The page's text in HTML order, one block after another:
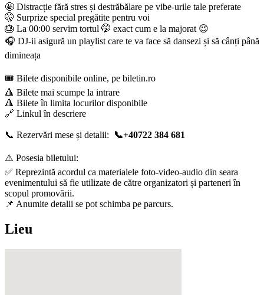
🤩 Distracție fără stres și destrăbălare pe vibe-urile tale preferate
🤫 Surprize special pregătite pentru voi
🎂 La 00:00 servim tortul 🤭 exact cum e la majorat 😉
🎧 DJ-ii asigură un playlist care te va face să dansezi și să cânți până
dimineața
🎟️ Bilete disponibile online, pe biletin.ro
🔺 Bilete mai scumpe la intrare
🔺 Bilete în limita locurilor disponibile
🔗 Linkul în descriere
📞 Rezervări mese și detalii: 📞+40722 384 681
⚠️ Posesia biletului:
✅ Reprezintă acordul ca materialele foto-video-audio din seara
evenimentului să fie utilizate de către organizatori și parteneri în
scopul promovării.
📌 Anumite detalii se pot schimba pe parcurs.
Lieu